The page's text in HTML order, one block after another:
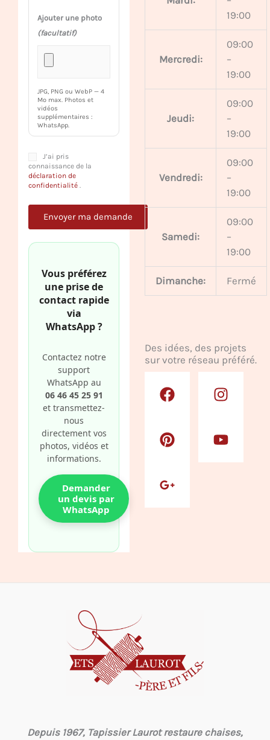
Ajouter une photo
(facultatif)
JPG, PNG ou WebP — 4
Mo max. Photos et
vidéos
supplémentaires :
WhatsApp.
J’ai pris
connaissance de la
déclaration de
confidentialité .
Vous préférez
une prise de
contact rapide
via
WhatsApp ?
Contactez notre
support
WhatsApp au
06 46 45 25 91
et transmettez-
nous
directement vos
photos, vidéos et
informations.
Demander
un devis par
WhatsApp
19:00
Mercredi:
09:00
–
19:00
Jeudi:
09:00
–
19:00
Vendredi:
09:00
–
19:00
Samedi:
09:00
–
19:00
Dimanche: Fermé
Des idées, des projets
sur votre réseau préféré.
a
b
k
n
a
i
e
s
o
u
o
l
p
Depuis 1967, Tapissier Laurot restaure chaises,